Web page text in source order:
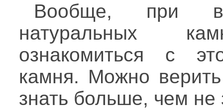
Вообще, при
натуральных
ознакомиться с
камня. Можно
знать больше, чем не